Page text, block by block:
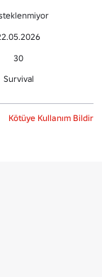
30
Survival
Kötüye Kullanım Bildir